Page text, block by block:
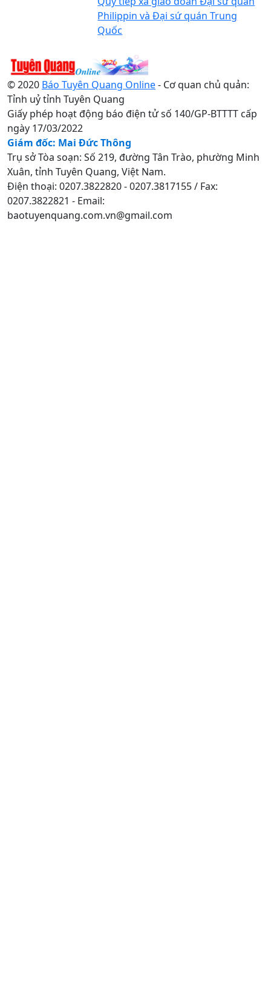
Philippin và Đại sứ quán Trung
Quốc
© 2020 Báo Tuyên Quang Online- Cơ quan chủ quản:
Tỉnh uỷ tỉnh Tuyên Quang
Giấy phép hoạt động báo điện tử số 140/GP-BTTTT cấp
ngày 17/03/2022
Giám đốc: Mai Đức Thông
Trụ sở Tòa soạn: Số 219, đường Tân Trào, phường Minh
Xuân, tỉnh Tuyên Quang, Việt Nam.
Điện thoại: 0207.3822820 - 0207.3817155 / Fax:
0207.3822821 - Email:
baotuyenquang.com.vn@gmail.com